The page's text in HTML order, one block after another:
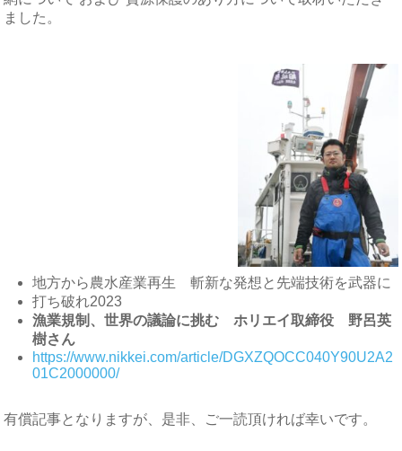
ました。
地方から農水産業再生 斬新な発想と先端技術を武器に
打ち破れ2023
漁業規制、世界の議論に挑む ホリエイ取締役 野呂英
樹さん
https://www.nikkei.com/article/DGXZQOCC040Y90U2A2
01C2000000/
有償記事となりますが、是非、ご一読頂ければ幸いです。